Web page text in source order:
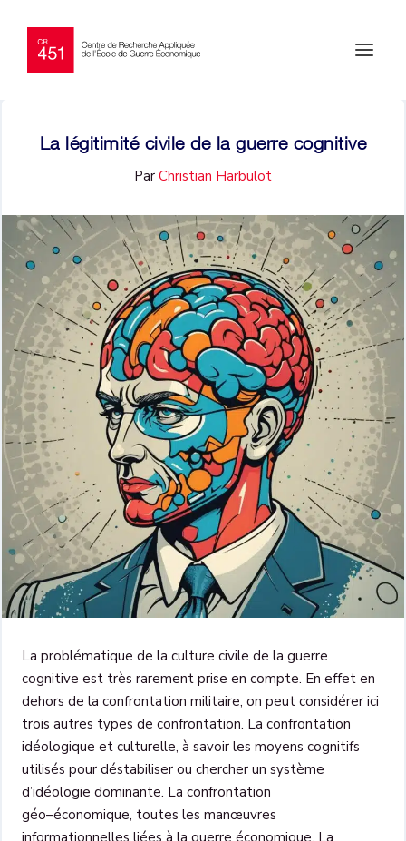
La légitimité civile de la guerre cognitive
Par Christian Harbulot
La problématique de la culture civile de la guerre
cognitive est très rarement prise en compte. En effet en
dehors de la confrontation militaire, on peut considérer ici
trois autres types de confrontation. La confrontation
idéologique et culturelle, à savoir les moyens cognitifs
utilisés pour déstabiliser ou chercher un système
d’idéologie dominante. La confrontation
géo–économique, toutes les manœuvres
informationnelles liées à la guerre économique. La